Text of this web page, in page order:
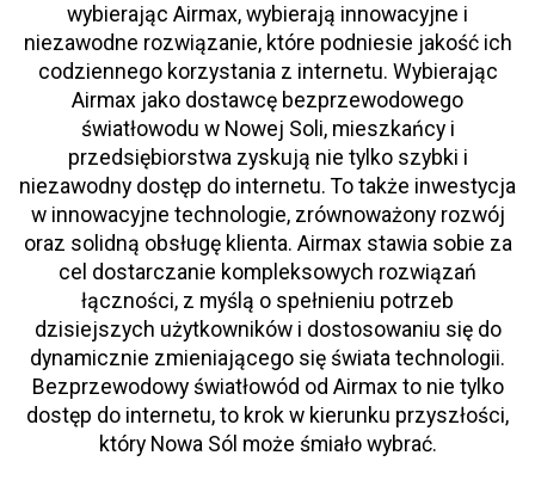
wybierając Airmax, wybierają innowacyjne i
niezawodne rozwiązanie, które podniesie jakość ich
codziennego korzystania z internetu. Wybierając
Airmax jako dostawcę bezprzewodowego
światłowodu w Nowej Soli, mieszkańcy i
przedsiębiorstwa zyskują nie tylko szybki i
niezawodny dostęp do internetu. To także inwestycja
w innowacyjne technologie, zrównoważony rozwój
oraz solidną obsługę klienta. Airmax stawia sobie za
cel dostarczanie kompleksowych rozwiązań
łączności, z myślą o spełnieniu potrzeb
dzisiejszych użytkowników i dostosowaniu się do
dynamicznie zmieniającego się świata technologii.
Bezprzewodowy światłowód od Airmax to nie tylko
dostęp do internetu, to krok w kierunku przyszłości,
który Nowa Sól może śmiało wybrać.